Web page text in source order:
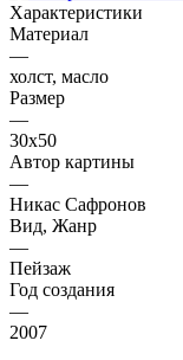
Характеристики
Материал
—
холст, масло
Размер
—
30х50
Автор картины
—
Никас Сафронов
Вид, Жанр
—
Пейзаж
Год создания
—
2007